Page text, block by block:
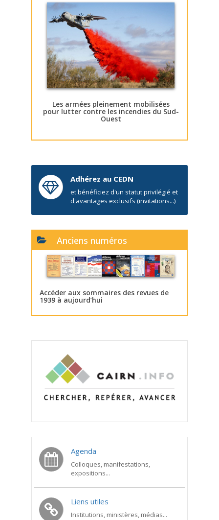
Les armées pleinement mobilisées
pour lutter contre les incendies du Sud-
Ouest
Adhérez au CEDN
et bénéficiez d'un statut privilégié et
d'avantages exclusifs (invitations...)
Anciens numéros
Accéder aux sommaires des revues de
1939 à aujourd’hui
Agenda
Colloques, manifestations,
expositions...
Liens utiles
Institutions, ministères, médias...